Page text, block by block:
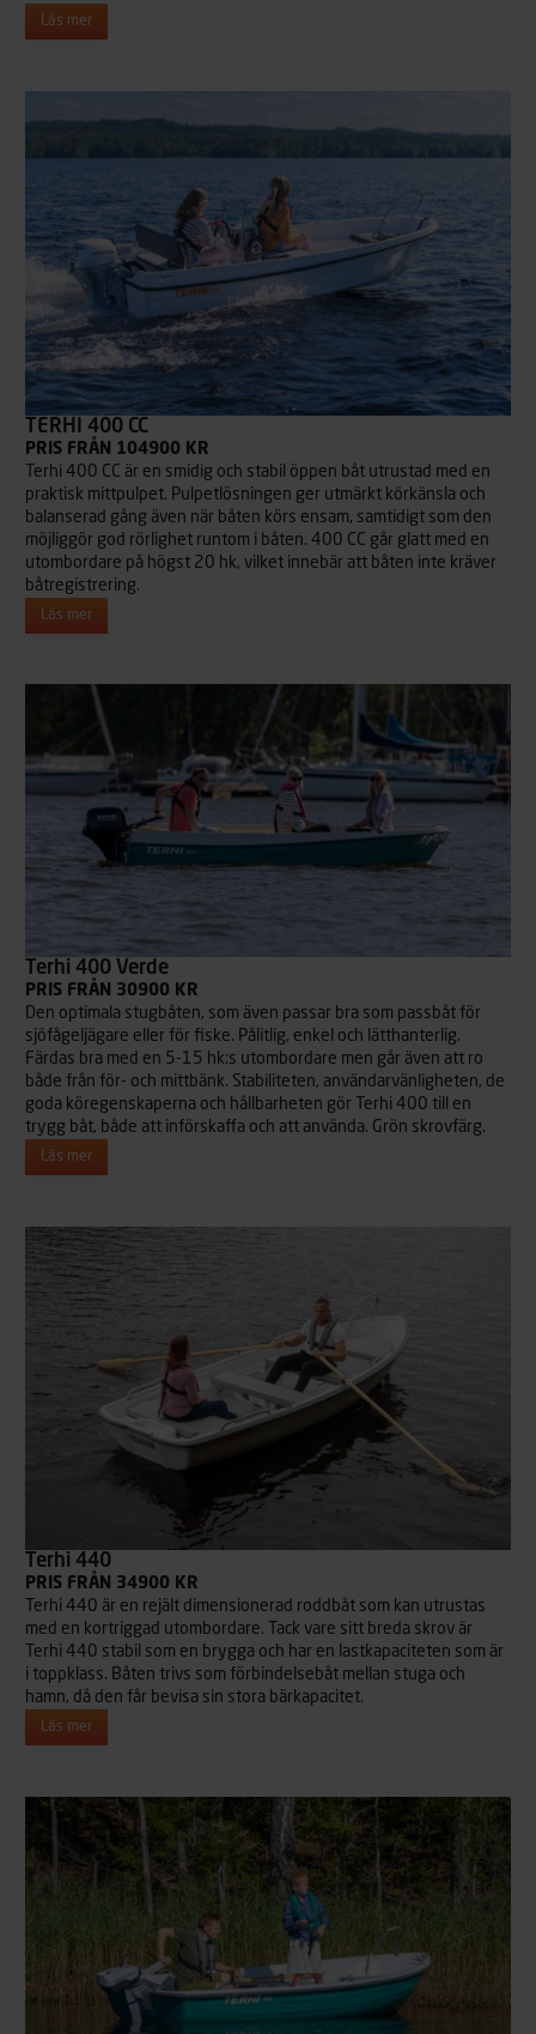
Läs mer
TERHI 400 CC
PRIS FRÅN 104900 KR
Terhi 400 CC är en smidig och stabil öppen båt utrustad med en
praktisk mittpulpet. Pulpetlösningen ger utmärkt körkänsla och
balanserad gång även när båten körs ensam, samtidigt som den
möjliggör god rörlighet runtom i båten. 400 CC går glatt med en
utombordare på högst 20 hk, vilket innebär att båten inte kräver
båtregistrering.
Läs mer
Terhi 400 Verde
PRIS FRÅN 30900 KR
Den optimala stugbåten, som även passar bra som passbåt för
sjöfågeljägare eller för fiske. Pålitlig, enkel och lätthanterlig.
Färdas bra med en 5-15 hk:s utombordare men går även att ro
både från för- och mittbänk. Stabiliteten, användarvänligheten, de
goda köregenskaperna och hållbarheten gör Terhi 400 till en
trygg båt, både att införskaffa och att använda. Grön skrovfärg.
Läs mer
Terhi 440
PRIS FRÅN 34900 KR
Terhi 440 är en rejält dimensionerad roddbåt som kan utrustas
med en kortriggad utombordare. Tack vare sitt breda skrov är
Terhi 440 stabil som en brygga och har en lastkapaciteten som är
i toppklass. Båten trivs som förbindelsebåt mellan stuga och
hamn, då den får bevisa sin stora bärkapacitet.
Läs mer